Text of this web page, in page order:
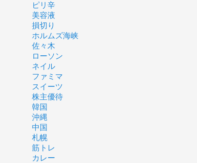
ピリ辛
美容液
損切り
ホルムズ海峡
佐々木
ローソン
ネイル
ファミマ
スイーツ
株主優待
韓国
沖縄
中国
札幌
筋トレ
カレー